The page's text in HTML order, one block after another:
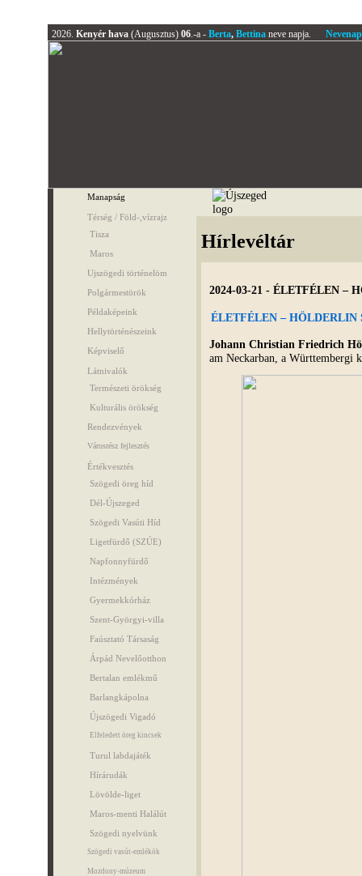
2026. Kenyér hava (Augusztus) 06.-a - Berta, Bettinaneve napja.
Manapság
Térség / Föld-,vízrajz
Tisza
Maros
Ujszögedi történelöm
Polgármestörök
Példaképeink
Hellytörténészeink
Képviselő
Látnivalók
Természeti örökség
Kulturális örökség
Rendezvények
Városrész fejlesztés
Értékvesztés
Szögedi öreg híd
Dél-Újszeged
Szögedi Vasúti Híd
Ligetfürdő (SZÚE)
Napfonnyfürdő
Intézmények
Gyermekkórház
Szent-Györgyi-villa
Faúsztató Társaság
Árpád Nevelőotthon
Bertalan emlékmű
Barlangkápolna
Újszögedi Vigadó
Elfeledett öreg kincsek
Turul labdajáték
Hírárudák
Lövölde-liget
Maros-menti Halálút
Szögedi nyelvünk
Szögedi vasút-emlékök
Mozdony-múzeum
Hírlevéltár
2024-03-21 - ÉLETFÉLEN –
ÉLETFÉLEN –
Johann Christian Friedrich
am Neckarban, a Württembergi